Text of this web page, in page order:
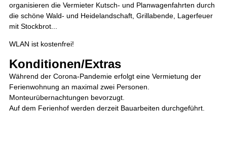
organisieren die Vermieter Kutsch- und Planwagenfahrten durch
die schöne Wald- und Heidelandschaft, Grillabende, Lagerfeuer
mit Stockbrot...
WLAN ist kostenfrei!
Konditionen/Extras
Während der Corona-Pandemie erfolgt eine Vermietung der
Ferienwohnung an maximal zwei Personen.
Monteurübernachtungen bevorzugt.
Auf dem Ferienhof werden derzeit Bauarbeiten durchgeführt.